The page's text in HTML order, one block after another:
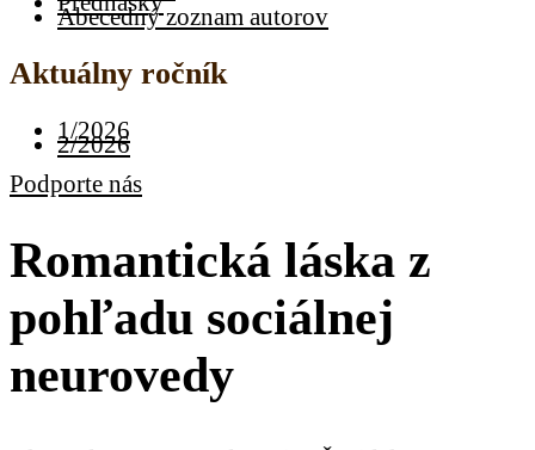
Abecedný zoznam autorov
Aktuálny ročník
1/2026
2/2026
Podporte nás
Romantická láska z
pohľadu sociálnej
neurovedy